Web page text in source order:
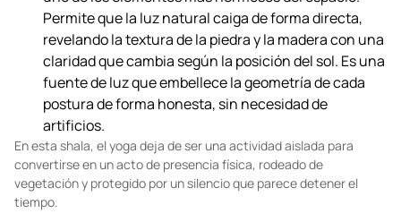
movimiento y la música sean el único referente
sensorial, eliminando cualquier distracción externa.
El tragaluz:el techo, convertido en untragaluz, es
uno de los elementos más hermosos del espacio.
Permite que la luz natural caiga de forma directa,
revelando la textura de la piedra y la madera con una
claridad que cambia según la posición del sol. Es una
fuente de luz que embellece la geometría de cada
postura de forma honesta, sin necesidad de
artificios.